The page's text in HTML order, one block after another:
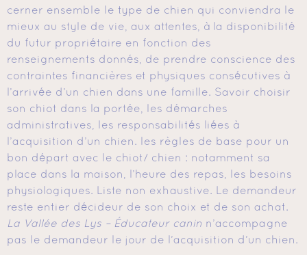
cerner ensemble le type de chien qui conviendra le
mieux au style de vie, aux attentes, à la disponibilité
du futur propriétaire en fonction des
renseignements donnés, de prendre conscience des
contraintes financières et physiques consécutives à
l’arrivée d’un chien dans une famille. Savoir choisir
son chiot dans la portée, les démarches
administratives, les responsabilités liées à
l’acquisition d’un chien. les règles de base pour un
bon départ avec le chiot/ chien : notamment sa
place dans la maison, l’heure des repas, les besoins
physiologiques. Liste non exhaustive. Le demandeur
reste entier décideur de son choix et de son achat.
La Vallée des Lys – Éducateur canin n’accompagne
pas le demandeur le jour de l’acquisition d’un chien.